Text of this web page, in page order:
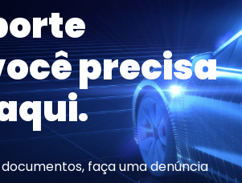
precisa
faça uma denúncia